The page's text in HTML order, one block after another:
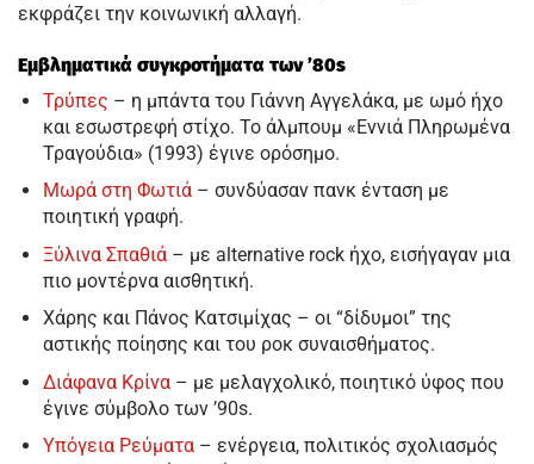
εκφράζει την κοινωνική αλλαγή.
Εμβληματικά συγκροτήματα των ’80s
Τρύπες – η μπάντα του Γιάννη Αγγελάκα, με ωμό ήχο
και εσωστρεφή στίχο. Το άλμπουμ «Εννιά Πληρωμένα
Τραγούδια» (1993) έγινε ορόσημο.
Μωρά στη Φωτιά– συνδύασαν πανκ ένταση με
ποιητική γραφή.
Ξύλινα Σπαθιά– με alternative rock ήχο, εισήγαγαν μια
πιο μοντέρνα αισθητική.
Χάρης και Πάνος Κατσιμίχας – οι “δίδυμοι” της
αστικής ποίησης και του ροκ συναισθήματος.
Διάφανα Κρίνα– με μελαγχολικό, ποιητικό ύφος που
έγινε σύμβολο των ’90s.
Υπόγεια Ρεύματα– ενέργεια, πολιτικός σχολιασμός